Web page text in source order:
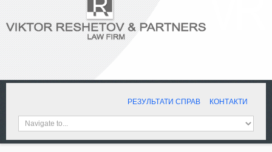
РЕЗУЛЬТАТИ СПРАВ КОНТАКТИ